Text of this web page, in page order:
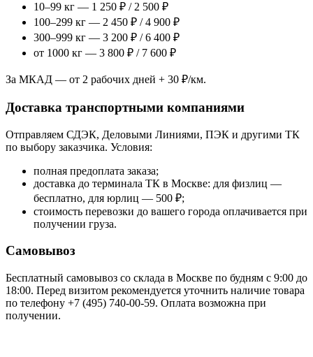
10–99 кг — 1 250 ₽ / 2 500 ₽
100–299 кг — 2 450 ₽ / 4 900 ₽
300–999 кг — 3 200 ₽ / 6 400 ₽
от 1000 кг — 3 800 ₽ / 7 600 ₽
За МКАД — от 2 рабочих дней + 30 ₽/км.
Доставка транспортными компаниями
Отправляем СДЭК, Деловыми Линиями, ПЭК и другими ТК
по выбору заказчика. Условия:
полная предоплата заказа;
доставка до терминала ТК в Москве: для физлиц —
бесплатно, для юрлиц — 500 ₽;
стоимость перевозки до вашего города оплачивается при
получении груза.
Самовывоз
Бесплатный самовывоз со склада в Москве по будням с 9:00 до
18:00. Перед визитом рекомендуется уточнить наличие товара
по телефону +7 (495) 740-00-59. Оплата возможна при
получении.